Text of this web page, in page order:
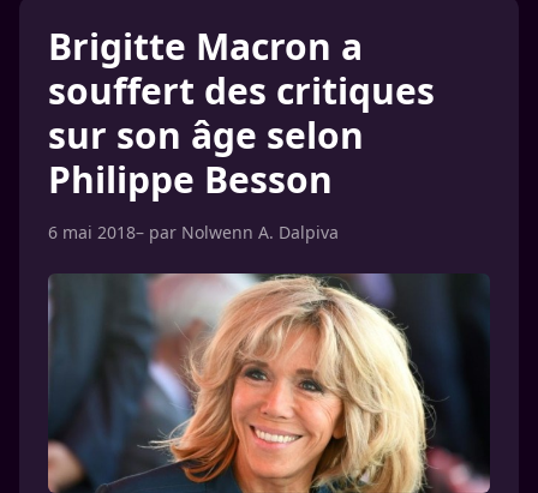
Brigitte Macron a
souffert des critiques
sur son âge selon
Philippe Besson
6 mai 2018– par Nolwenn A. Dalpiva